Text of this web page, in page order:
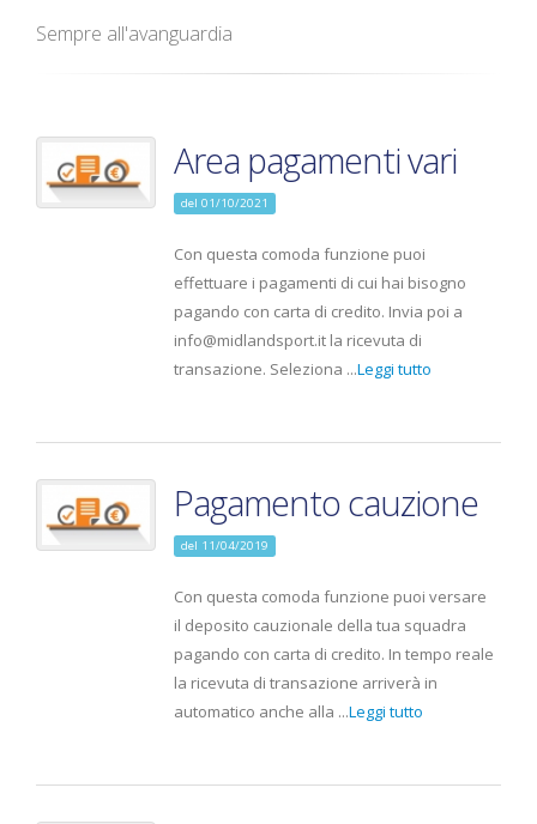
Sempre all'avanguardia
Area pagamenti vari
del 01/10/2021
Con questa comoda funzione puoi
effettuare i pagamenti di cui hai bisogno
pagando con carta di credito. Invia poi a
info@midlandsport.it la ricevuta di
transazione. Seleziona ...Leggi tutto
Pagamento cauzione
del 11/04/2019
Con questa comoda funzione puoi versare
il deposito cauzionale della tua squadra
pagando con carta di credito. In tempo reale
la ricevuta di transazione arriverà in
automatico anche alla ...Leggi tutto